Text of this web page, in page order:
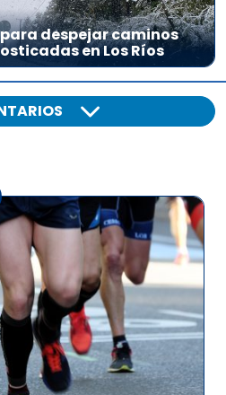
despejar caminos
en Los Ríos